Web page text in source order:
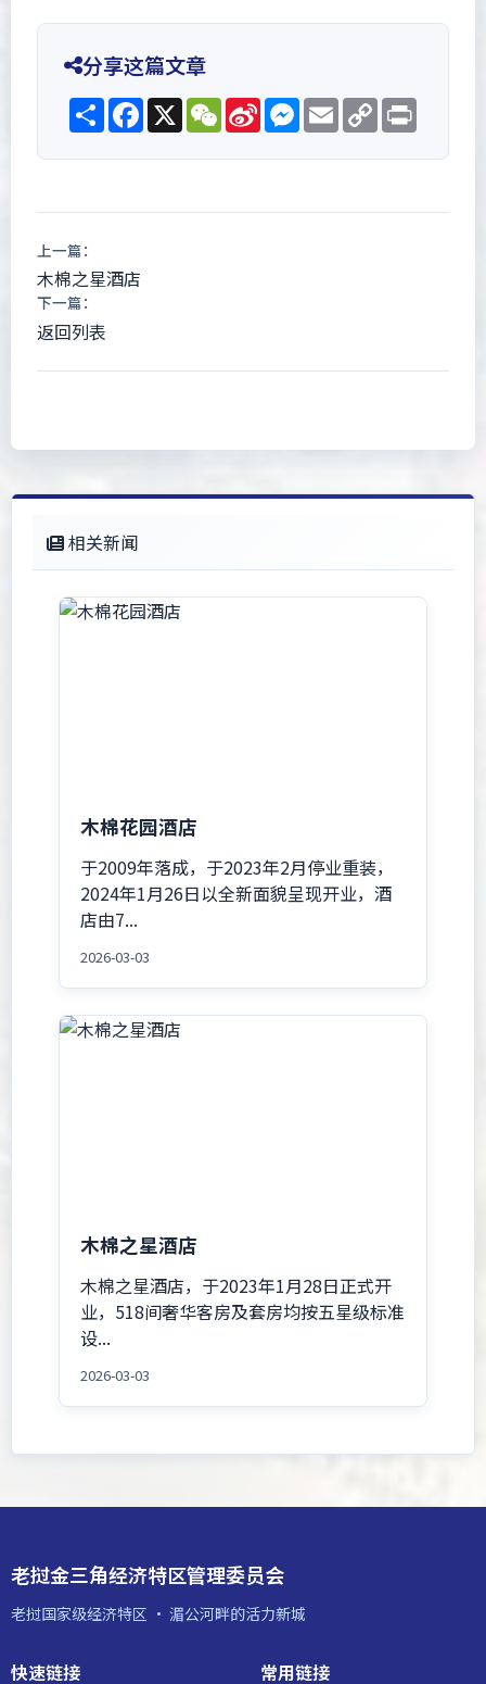
分享这篇文章
ShareFacebook
X WeChat
Sina
Weibo
Messenger
EmailCopy
Link
上一篇：
木棉之星酒店
下一篇：
返回列表
相关新闻
木棉花园酒店
于2009年落成，于2023年2月停业重装，
2024年1月26日以全新面貌呈现开业，酒
店由7...
2026-03-03
木棉之星酒店
木棉之星酒店，于2023年1月28日正式开
业，518间奢华客房及套房均按五星级标准
设...
2026-03-03
老挝金三角经济特区管理委员会
老挝国家级经济特区 · 湄公河畔的活力新城
快速链接 常用链接